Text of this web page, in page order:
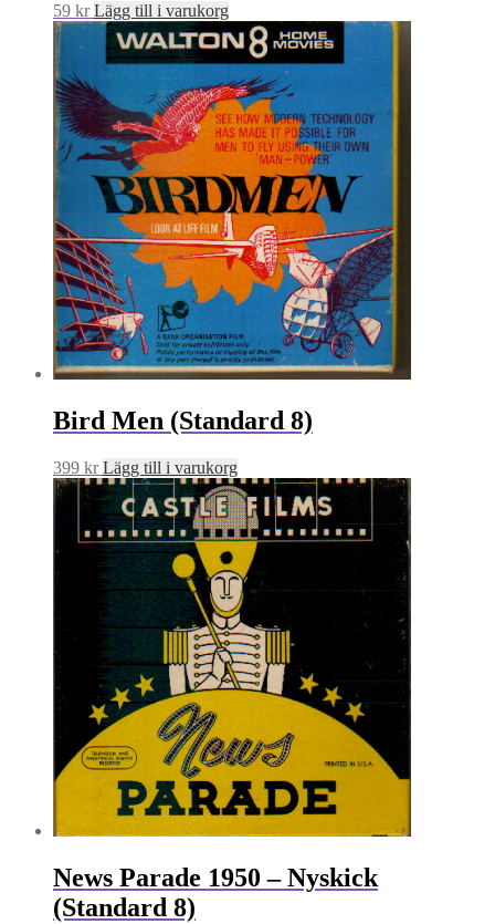
59 kr Lägg till i varukorg
Bird Men (Standard 8)
399 kr Lägg till i varukorg
News Parade 1950 – Nyskick
(Standard 8)